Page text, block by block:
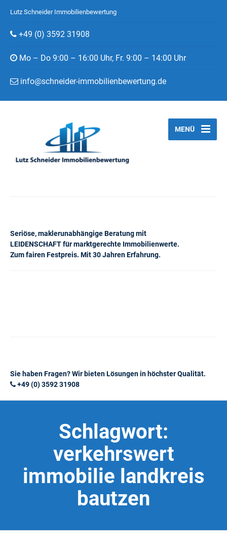
Lutz Schneider Immobilienbewertung
+49 (0) 3592 31908
Mo – Do 9:00 – 16:00 Uhr, Fr. 9:00 – 14:00 Uhr
info@schneider-immobilienbewertung.de
Seriöse, maklerunabhängige Beratung mit
LEIDENSCHAFT für marktgerechte Immobilienwerte.
Zum fairen Festpreis. Mit 30 Jahren Erfahrung.
MENÜ
Sie haben Fragen? Wir bieten Lösungen in höchster Qualität.
+49 (0) 3592 31908
Schlagwort:
verkehrswert
immobilie landkreis
bautzen